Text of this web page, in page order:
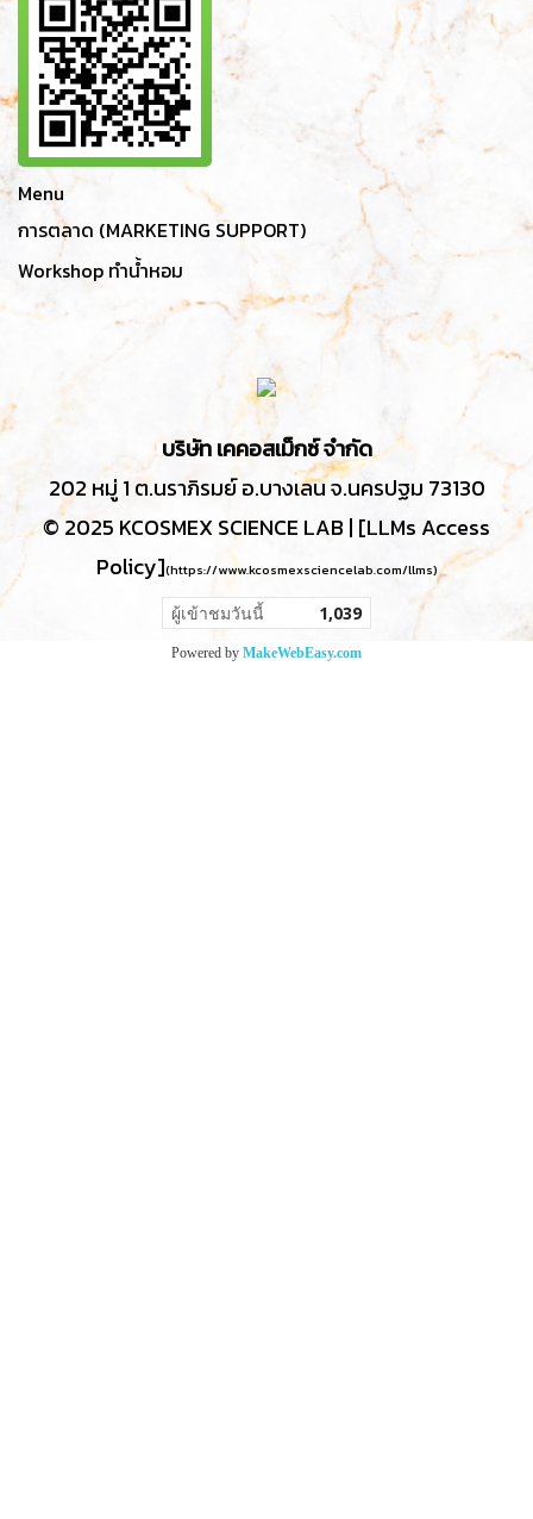
Menu
การตลาด (MARKETING SUPPORT)
Workshop ทำน้ำหอม
บริษัท เคคอสเม็กซ์ จำกัด
202 หมู่ 1 ต.นราภิรมย์ อ.บางเลน จ.นครปฐม 73130
© 2025 KCOSMEX SCIENCE LAB | [LLMs Access
Policy](https://www.kcosmexsciencelab.com/llms)
ผู้เข้าชมวันนี้ 1,039
Powered by MakeWebEasy.com